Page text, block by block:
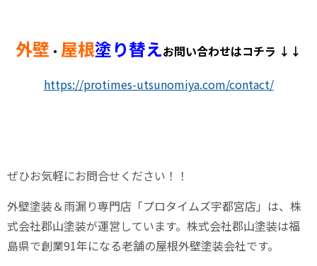
外壁 ・ 屋根塗り替えお問い合わせはコチラ ↓↓
https://protimes-utsunomiya.com/contact/
ぜひお気軽にお問合せください！！
外壁塗装＆雨漏り専門店「プロタイムズ宇都宮店」は、株
式会社郡山塗装が運営しています。株式会社郡山塗装は福
島県で創業91年になる老舗の屋根外壁塗装会社です。